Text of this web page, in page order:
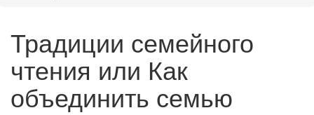
Традиции семейного
чтения или Как
объединить семью